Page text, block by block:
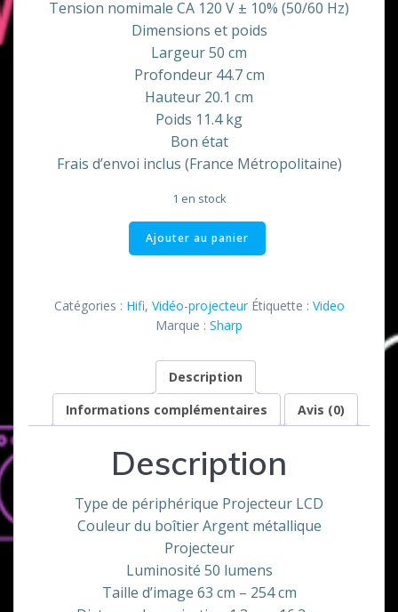
Tension nomimale CA 120 V ± 10% (50/60 Hz)
Dimensions et poids
Largeur 50 cm
Profondeur 44.7 cm
Hauteur 20.1 cm
Poids 11.4 kg
Bon état
Frais d’envoi inclus (France Métropolitaine)
1 en stock
quantité
de
projecteur
Ajouter au panier
Catégories : Hifi, Vidéo-projecteur Étiquette : Video
Marque : Sharp
Description
Informations complémentaires
Avis (0)
Description
Type de périphérique Projecteur LCD
Couleur du boîtier Argent métallique
Projecteur
Luminosité 50 lumens
Taille d’image 63 cm – 254 cm